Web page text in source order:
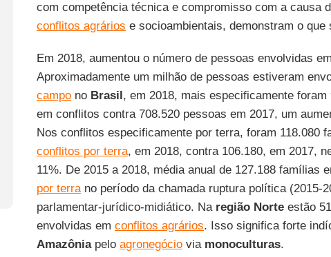
com competência técnica e compromisso com a causa
conflitos agrários e socioambientais, demonstram o que
Em 2018, aumentou o número de pessoas envolvidas em
Aproximadamente um milhão de pessoas estiveram
campono Brasil, em 2018, mais especificamente
em conflitos contra 708.520 pessoas em 2017, um
Nos conflitos especificamente por terra, foram 118.080
conflitos por terra, em 2018, contra 106.180, em 2017,
11%. De 2015 a 2018, média anual de 127.188 famílias
por terrano período da chamada ruptura política (2015-
parlamentar-jurídico-midiático. Na região Norteestão
envolvidas em conflitos agrários. Isso significa forte
Amazôniapelo agronegóciovia monoculturas.